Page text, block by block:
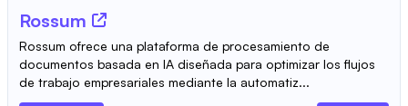
Rossum
Rossum ofrece una plataforma de procesamiento de
documentos basada en IA diseñada para optimizar los flujos
de trabajo empresariales mediante la automatiz...